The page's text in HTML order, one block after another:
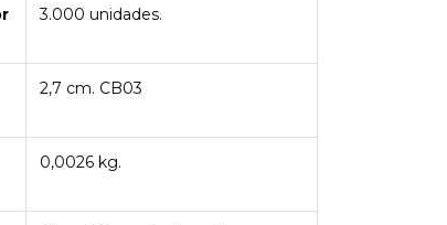
3.000 unidades.
2,7 cm. CB03
0,0026 kg.